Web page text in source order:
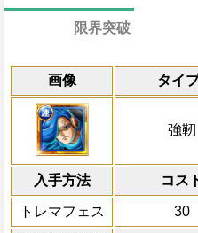
画像 タイ
強靭
入手方法 コス
トレマフェス 30
通常
1ターン
を2短縮、
し、1タ
[王族]が合
果は敵の
冒険中1回
[ジェルマ
限界突破
力
ダメ
外)を
減ら
一味
敵を蹴散
力・技・